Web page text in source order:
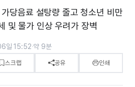
당음료 설탕량 줄고 청소년 비만
및 물가 인상 우려가 장벽
일 15:52·약 9분
스크랩 공유 인쇄